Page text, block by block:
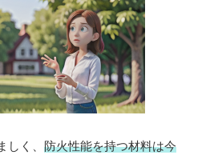
しく、 防火性能を持つ材料は今